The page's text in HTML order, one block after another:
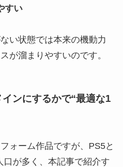
すい
い状態では本来の機動力
が溜まりやすいのです。
ンにするかで“最適な1
ォーム作品ですが、PS5と
口が多く、本記事で紹介す